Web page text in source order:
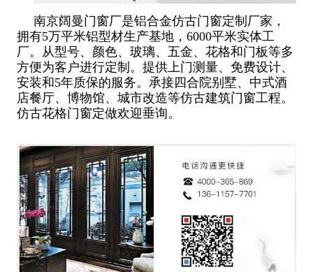
南京阔曼门窗厂是铝合金仿古门窗定制厂家，
拥有5万平米铝型材生产基地，6000平米实体工
厂。从型号、颜色、玻璃、五金、花格和门板等多
方便为客户进行定制。提供上门测量、免费设计、
安装和5年质保的服务。承接四合院别墅、中式酒
店餐厅、博物馆、城市改造等仿古建筑门窗工程。
仿古花格门窗定做欢迎垂询。